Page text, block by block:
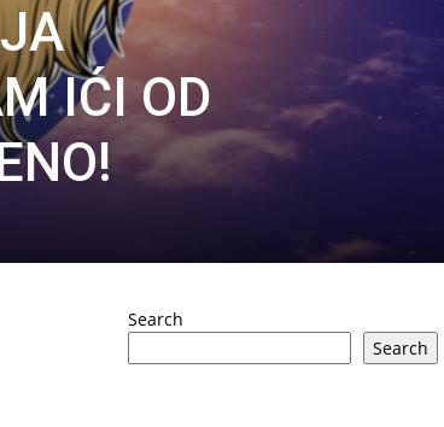
IĆI OD
Search
Search